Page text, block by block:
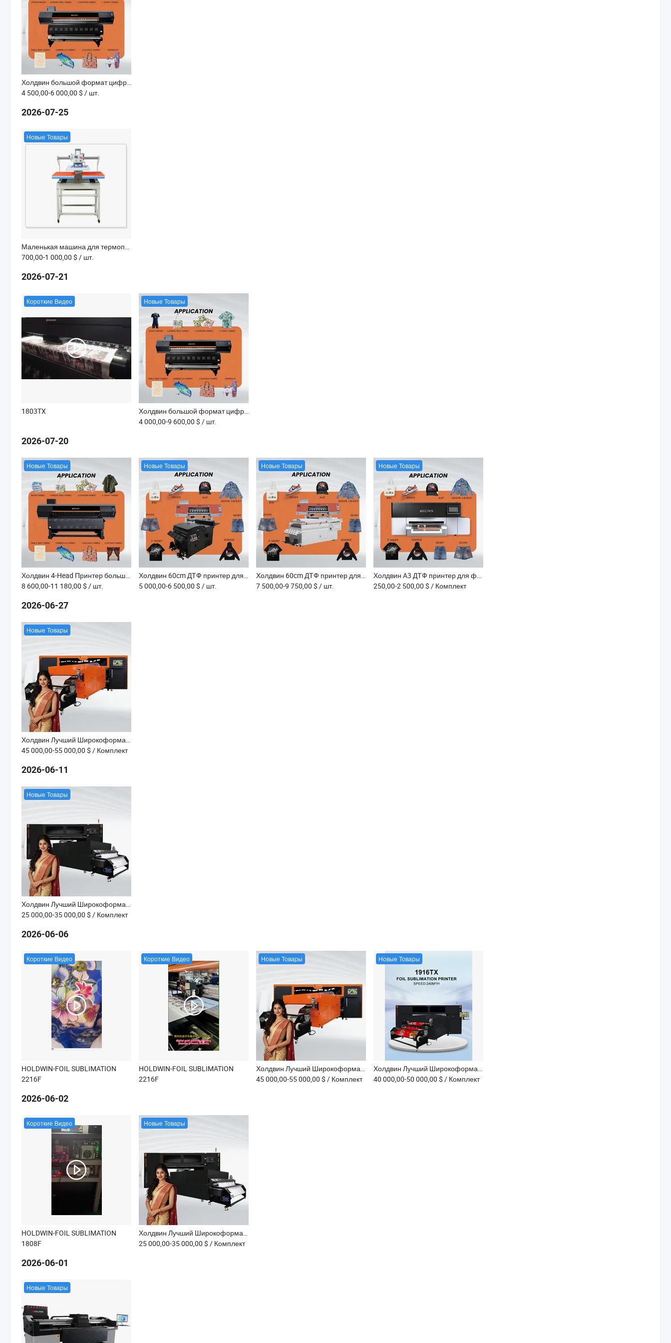
Холдвин большой формат цифровой текстильный сублимационный струйный плоттер-принтер для футболок и одежды 1802tx
4 500,00-6 000,00 $ / шт.
2026-07-25
Новые Товары
Маленькая машина для термопереноса сублимации для кепок/кружек/футболок/майок для печати на одежде 40*60cm
700,00-1 000,00 $ / шт.
2026-07-21
Короткие Видео
1803TX
Новые Товары
Холдвин большой формат цифровой текстильный сублимационный струйный плоттер-принтер для футболок и одежды 1803tx
4 000,00-9 600,00 $ / шт.
2026-07-20
Новые Товары
Холдвин 4-Head Принтер большой формата для сублимационной печати на текстиле 1804tx ПРО
8 600,00-11 180,00 $ / шт.
Новые Товары
Холдвин 60cm ДТФ принтер для футболок цифровой текстильный принтер 602I
5 000,00-6 500,00 $ / шт.
Новые Товары
Холдвин 60cm ДТФ принтер для футболок цифровой текстильный принтер 604I
7 500,00-9 750,00 $ / шт.
Новые Товары
Холдвин A3 ДТФ принтер для футболок с XP600 печатающей головкой мини цифрового текстильного принтера Hw30
250,00-2 500,00 $ / Комплект
2026-06-27
Новые Товары
Холдвин Лучший Широкоформатный Рулонный Фольговый Принтер Золотого Эффекта Цифровой Текстильной Сублимации Струйной Печати 2216f
45 000,00-55 000,00 $ / Комплект
2026-06-11
Новые Товары
Холдвин Лучший Широкоформатный Рулонный Фольговый Принтер Золотого Эффекта Цифровой Текстильной Сублимации Струйной Печати 1808f
25 000,00-35 000,00 $ / Комплект
2026-06-06
Короткие Видео
HOLDWIN-FOIL SUBLIMATION
2216F
Короткие Видео
HOLDWIN-FOIL SUBLIMATION
2216F
Новые Товары
Холдвин Лучший Широкоформатный Рулонный Фольговый Принтер Золотого Эффекта Цифровой Текстильной Сублимации Струйной Печати 2216f
45 000,00-55 000,00 $ / Комплект
Новые Товары
Холдвин Лучший Широкоформатный Рулонный Фольговый Принтер Золотого Эффекта Цифровой Текстильной Сублимации Струйной Печати 1916f
40 000,00-50 000,00 $ / Комплект
2026-06-02
Короткие Видео
HOLDWIN-FOIL SUBLIMATION
1808F
Новые Товары
Холдвин Лучший Широкоформатный Рулонный Фольговый Принтер Золотого Эффекта Цифровой Текстильной Сублимации Струйной Печати 1808f
25 000,00-35 000,00 $ / Комплект
2026-06-01
Новые Товары